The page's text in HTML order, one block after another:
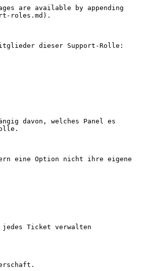
are available by appending
roles.md).
dieser Support-Rolle:
davon, welches Panel es
eine Option nicht ihre eigene
jedes Ticket verwalten